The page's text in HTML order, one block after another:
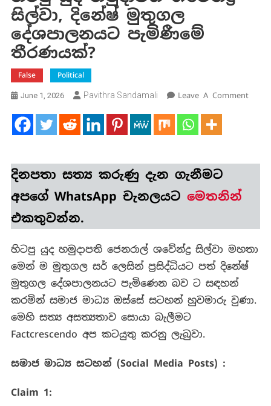
සිල්වා, දිනේෂ් මුතුගල
දේශපාලනයට පැමිණීමේ
තීරණයක්?
False Political
June 1, 2026 Pavithra Sandamali Leave A CommentOn
දිනපතා සත්‍ය කරුණුදැන ගැනීමට
අපගේ WhatsApp චැනලයට මෙතනින්
එකතුවන්න.
හිටපු යුද හමුදාපති ජෙනරාල් ශවේන්ද්‍ර සිල්වා මහතා
මෙන් ම මුතුගල සර් ලෙසින් ප්‍රසිද්ධියට පත් දිනේෂ්
මුතුගල දේශපාලනයට පැමිණෙන බව ට සඳහන්
කරමින් සමාජ මාධ්‍ය ඔස්සේ සටහන් හුවමාරු වුණා.
මෙහි සත්‍ය අසත්‍යතාව සොයා බැලීමට
Factcrescendo අප කටයුතු කරනු ලැබුවා.
සමාජ මාධ්‍ය සටහන් (Social Media Posts) :
Claim 1: